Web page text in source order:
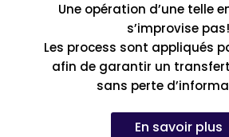
Une opération d’une telle
s’improvise pas!
Les process sont appliqués
afin de garantir un
sans perte
En savoir plus